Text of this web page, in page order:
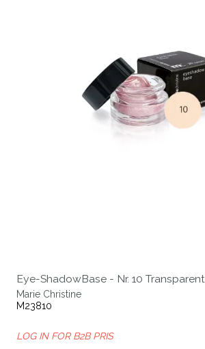
Eye-ShadowBase - Nr. 10 Transparent
Marie Christine
M23810
LOG IN FOR B2B PRIS